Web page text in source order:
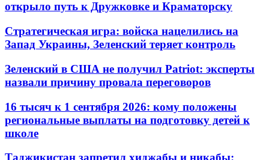
открыло путь к Дружковке и Краматорску
Стратегическая игра: войска нацелились на
Запад Украины, Зеленский теряет контроль
Зеленский в США не получил Patriot: эксперты
назвали причину провала переговоров
16 тысяч к 1 сентября 2026: кому положены
региональные выплаты на подготовку детей к
школе
Таджикистан запретил хиджабы и никабы: